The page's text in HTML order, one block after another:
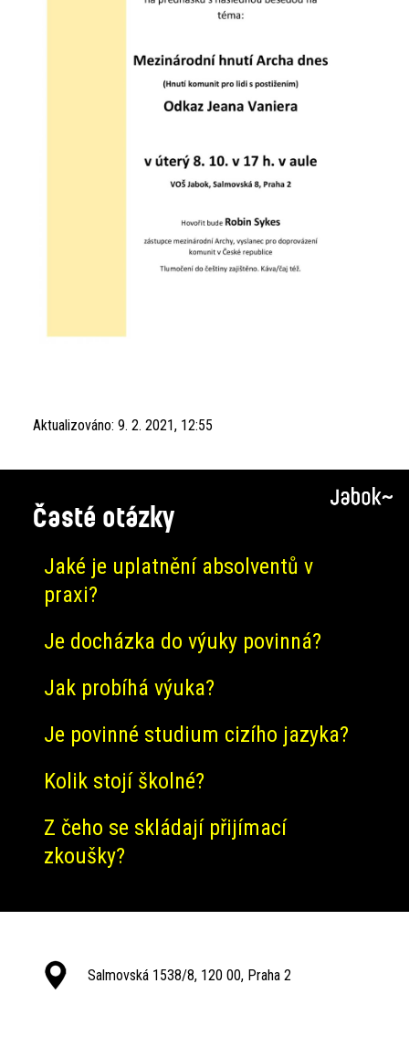
Aktualizováno: 9. 2. 2021, 12:55
Časté otázky
Jaké je uplatnění absolventů v
praxi?
Je docházka do výuky povinná?
Jak probíhá výuka?
Je povinné studium cizího jazyka?
Kolik stojí školné?
Z čeho se skládají přijímací
zkoušky?
Salmovská 1538/8, 120 00, Praha 2